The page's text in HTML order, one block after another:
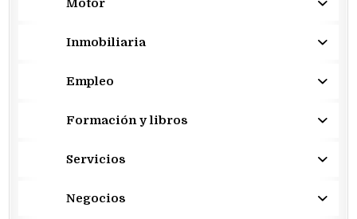
Motor
Inmobiliaria
Empleo
Formación y libros
Servicios
Negocios